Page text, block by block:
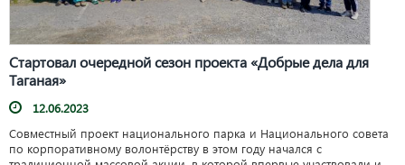
Стартовал очередной сезон проекта «Добрые дела для
Таганая»
12.06.2023
Совместный проект национального парка и Национального совета
по корпоративному волонтёрству в этом году начался с